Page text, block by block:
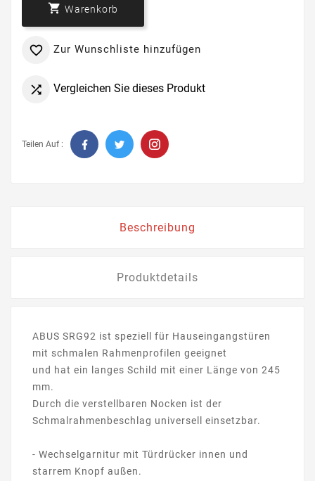
 Warenkorb
 Zur Wunschliste hinzufügen
 Vergleichen Sie dieses Produkt
Teilen Auf :
Beschreibung
Produktdetails
ABUS SRG92 ist speziell für Hauseingangstüren
mit schmalen Rahmenprofilen geeignet
und hat ein langes Schild mit einer Länge von 245
mm.
Durch die verstellbaren Nocken ist der
Schmalrahmenbeschlag universell einsetzbar.
- Wechselgarnitur mit Türdrücker innen und
starrem Knopf außen.